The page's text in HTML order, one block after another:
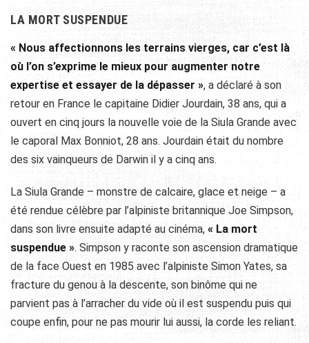
LA MORT SUSPENDUE
« Nous affectionnons les terrains vierges, car c’est là
où l’on s’exprime le mieux pour augmenter notre
expertise et essayer de la dépasser », a déclaré à son
retour en France le capitaine Didier Jourdain, 38 ans, qui a
ouvert en cinq jours la nouvelle voie de la Siula Grande avec
le caporal Max Bonniot, 28 ans. Jourdain était du nombre
des six vainqueurs de Darwin il y a cinq ans.
La Siula Grande – monstre de calcaire, glace et neige – a
été rendue célèbre par l’alpiniste britannique Joe Simpson,
dans son livre ensuite adapté au cinéma, « La mort
suspendue ». Simpson y raconte son ascension dramatique
de la face Ouest en 1985 avec l’alpiniste Simon Yates, sa
fracture du genou à la descente, son binôme qui ne
parvient pas à l’arracher du vide où il est suspendu puis qui
coupe enfin, pour ne pas mourir lui aussi, la corde les reliant.